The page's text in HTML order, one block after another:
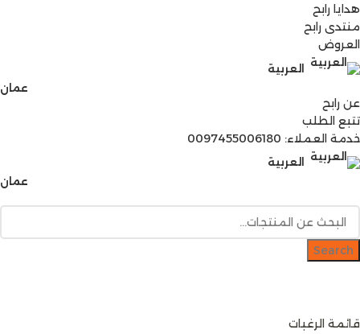
هدايا رابح
منتدى رابح
العروض
العربية
عمان
عن رابح
تتبع الطلب
خدمة العملاء: 0097455006180
العربية
عمان
Search
قائمة الرغبات